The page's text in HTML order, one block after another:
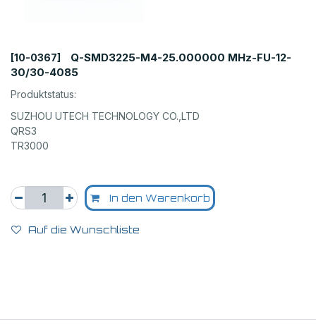
[10-0367]
Q-SMD3225-M4-25.000000 MHz-FU-12-
30/30-4085
Produktstatus:
SUZHOU UTECH TECHNOLOGY CO.,LTD
QRS3
TR3000
In den Warenkorb
Auf die Wunschliste